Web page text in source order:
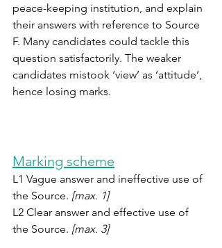
peace-keeping institution, and explain
their answers with reference to Source
F. Many candidates could tackle this
question satisfactorily. The weaker
candidates mistook ‘view’ as ‘attitude’,
hence losing marks.
Marking scheme
L1 Vague answer and ineffective use of
the Source. [max. 1]
L2 Clear answer and effective use of
the Source. [max. 3]